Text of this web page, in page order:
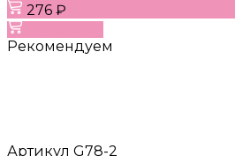
276 ₽
Рекомендуем
Артикул G78-2